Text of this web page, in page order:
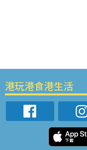
港玩港食港生活